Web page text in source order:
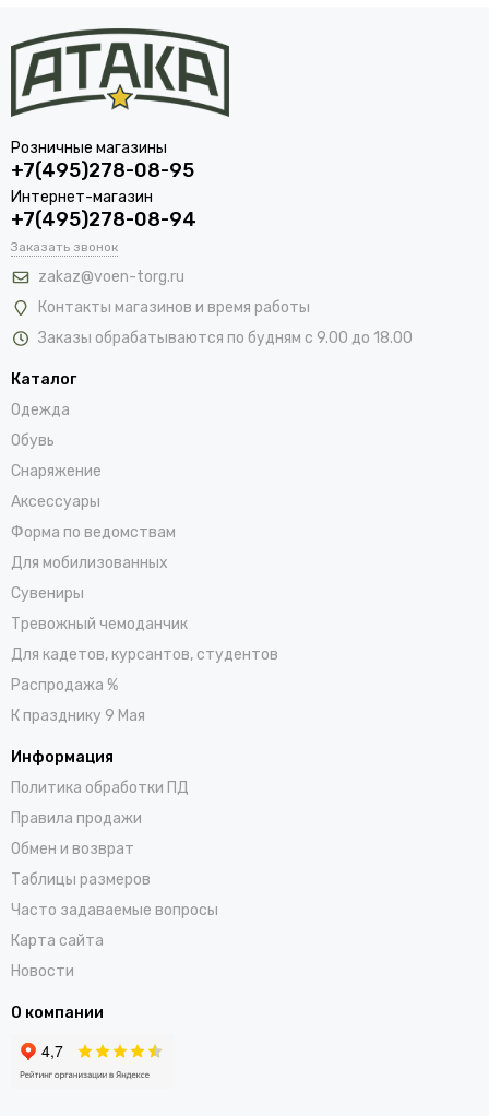
Розничные магазины
+7(495)278-08-95
Интернет-магазин
+7(495)278-08-94
Заказать звонок
zakaz@voen-torg.ru
Контакты магазинов и время работы
Заказы обрабатываются по будням с 9.00 до 18.00
Каталог
Одежда
Обувь
Снаряжение
Аксессуары
Форма по ведомствам
Для мобилизованных
Сувениры
Тревожный чемоданчик
Для кадетов, курсантов, студентов
Распродажа %
К празднику 9 Мая
Информация
Политика обработки ПД
Правила продажи
Обмен и возврат
Таблицы размеров
Часто задаваемые вопросы
Карта сайта
Новости
О компании